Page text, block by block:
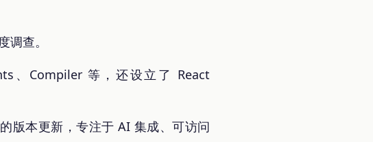
查。
、Compiler 等，还设立了 React
版本更新，专注于 AI 集成、可访问